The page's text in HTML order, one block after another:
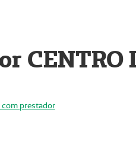
CENTRO
prestador